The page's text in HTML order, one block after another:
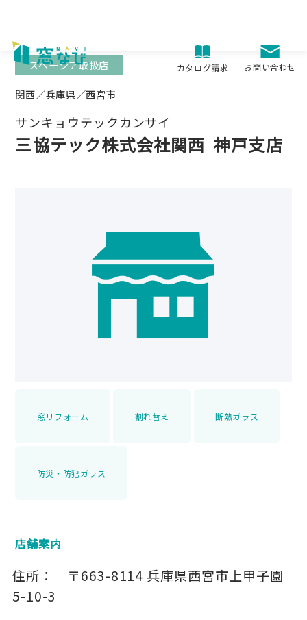
content
カタログ請求 お問い合わせ
関西／兵庫県／西宮市
サンキョウテックカンサイ
三協テック株式会社関西 神戸支店
スペーシア取扱店
窓リフォーム 割れ替え 断熱ガラス
防災・防犯ガラス
店舗案内
住所： 〒663-8114 兵庫県西宮市上甲子園
5-10-3